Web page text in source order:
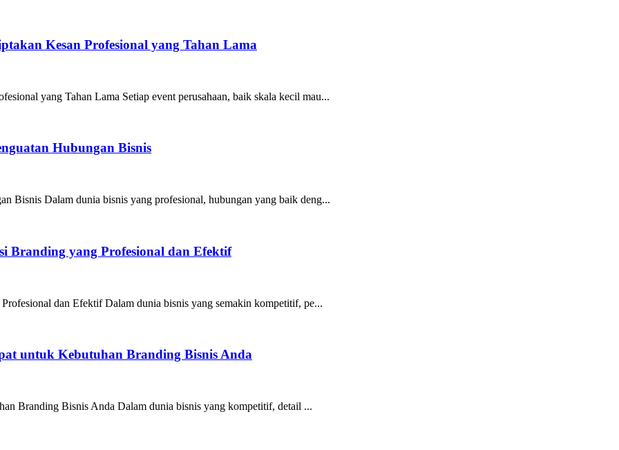
Kesan Profesional yang Tahan Lama
yang Tahan Lama Setiap event perusahaan, baik skala kecil mau...
Hubungan Bisnis
Bisnis Dalam dunia bisnis yang profesional, hubungan yang baik deng...
Branding yang Profesional dan Efektif
dan Efektif Dalam dunia bisnis yang semakin kompetitif, pe...
untuk Kebutuhan Branding Bisnis Anda
Branding Bisnis Anda Dalam dunia bisnis yang kompetitif, detail ...